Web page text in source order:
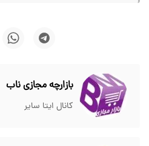
بازارچه مجازی ناب
کانال ایتا سایر